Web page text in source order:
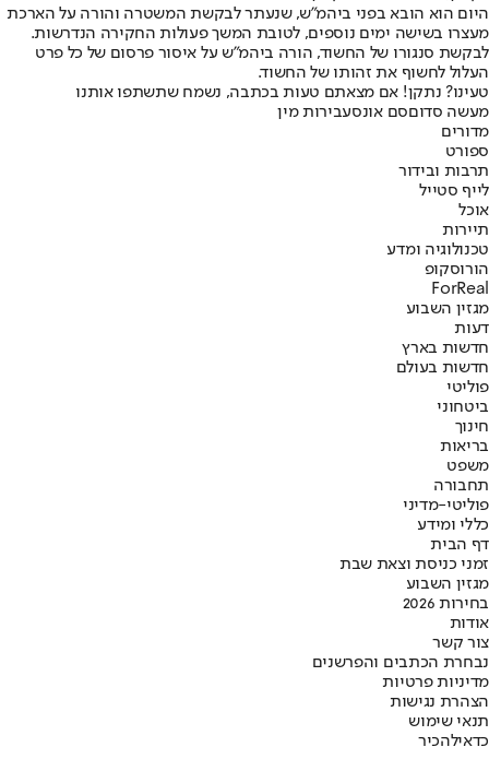
היום הוא הובא בפני ביהמ"ש, שנעתר לבקשת המשטרה והורה על הארכת
מעצרו בשישה ימים נוספים, לטובת המשך פעולות החקירה הנדרשות.
לבקשת סנגורו של החשוד, הורה ביהמ"ש על איסור פרסום של כל פרט
העלול לחשוף את זהותו של החשוד.
טעינו? נתקן! אם מצאתם טעות בכתבה, נשמח שתשתפו אותנו
מעשה סדוםסם אונסעבירות מין
מדורים
ספורט
תרבות ובידור
לייף סטייל
אוכל
תיירות
טכנולוגיה ומדע
הורוסקופ
ForReal
מגזין השבוע
דעות
חדשות בארץ
חדשות בעולם
פוליטי
ביטחוני
חינוך
בריאות
משפט
תחבורה
פוליטי-מדיני
כללי ומידע
דף הבית
זמני כניסת וצאת שבת
מגזין השבוע
בחירות 2026
אודות
צור קשר
נבחרת הכתבים והפרשנים
מדיניות פרטיות
הצהרת נגישות
תנאי שימוש
כדאילהכיר